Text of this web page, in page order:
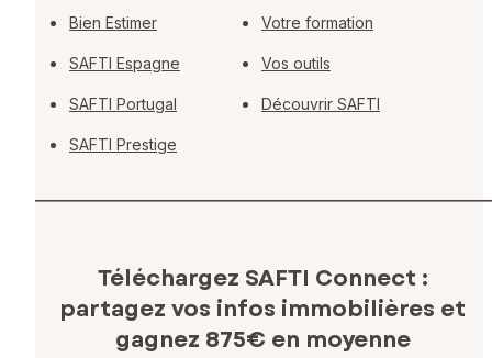
Bien Estimer
SAFTI Espagne
SAFTI Portugal
SAFTI Prestige
Votre formation
Vos outils
Découvrir SAFTI
Téléchargez SAFTI Connect :
partagez vos infos immobilières et
gagnez 875€ en moyenne